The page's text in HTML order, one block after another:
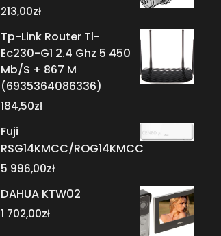
213,00zł
Tp-Link Router Tl-
Ec230-G1 2.4 Ghz 5 450
Mb/S + 867 M
(6935364086336)
184,50zł
Fuji
RSG14KMCC/ROG14KMCC
5 996,00zł
DAHUA KTW02
1 702,00zł